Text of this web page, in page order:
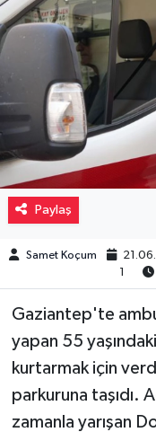
Paylaş
Samet Koçum
1
Gaziantep'te
yapan 55
kurtarmak için
parkuruna taşıdı.
zamanla yarışan
Magazin
Müzik
Piyasa
Resmi İlanlar
Sağlık
Sinemalar
Siyaset
Teknoloji